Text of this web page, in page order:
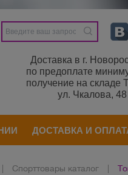
Доставка в г.
по предоплате
получение на складе
ул. Чкалова, 48
ДОСТАВКА И
Спорттовары каталог